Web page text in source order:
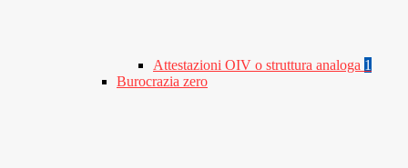
Attestazioni OIV o struttura analoga 1
Burocrazia zero